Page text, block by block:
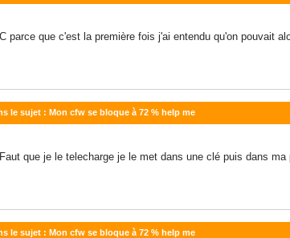
C parce que c'est la première fois j'ai entendu qu'on pouvait
le sujet : Mon cfw se bloque à 72 % help me
Faut que je le telecharge je le met dans une clé puis dans
le sujet : Mon cfw se bloque à 72 % help me